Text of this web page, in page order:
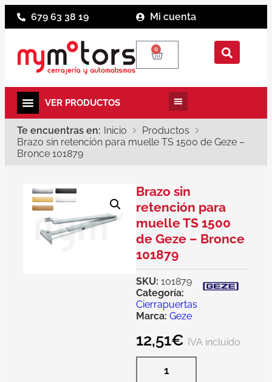
679 63 38 19 Mi cuenta
0
Te encuentras en: Inicio
Productos
Brazo sin retención para muelle TS 1500 de Geze –
Bronce 101879
Brazo sin
retención para
muelle TS 1500
de Geze – Bronce
101879
SKU: 101879
Categoría:
Cierrapuertas
Marca: Geze
12,51€ IVA incluido